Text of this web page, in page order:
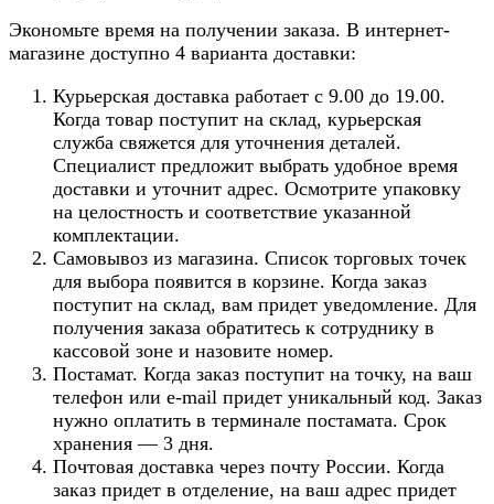
Экономьте время на получении заказа. В интернет-
магазине доступно 4 варианта доставки:
Курьерская доставка работает с 9.00 до 19.00.
Когда товар поступит на склад, курьерская
служба свяжется для уточнения деталей.
Специалист предложит выбрать удобное время
доставки и уточнит адрес. Осмотрите упаковку
на целостность и соответствие указанной
комплектации.
Самовывоз из магазина. Список торговых точек
для выбора появится в корзине. Когда заказ
поступит на склад, вам придет уведомление. Для
получения заказа обратитесь к сотруднику в
кассовой зоне и назовите номер.
Постамат. Когда заказ поступит на точку, на ваш
телефон или e-mail придет уникальный код. Заказ
нужно оплатить в терминале постамата. Срок
хранения — 3 дня.
Почтовая доставка через почту России. Когда
заказ придет в отделение, на ваш адрес придет